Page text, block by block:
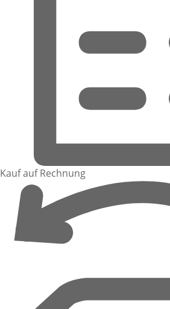
Kauf auf Rechnung